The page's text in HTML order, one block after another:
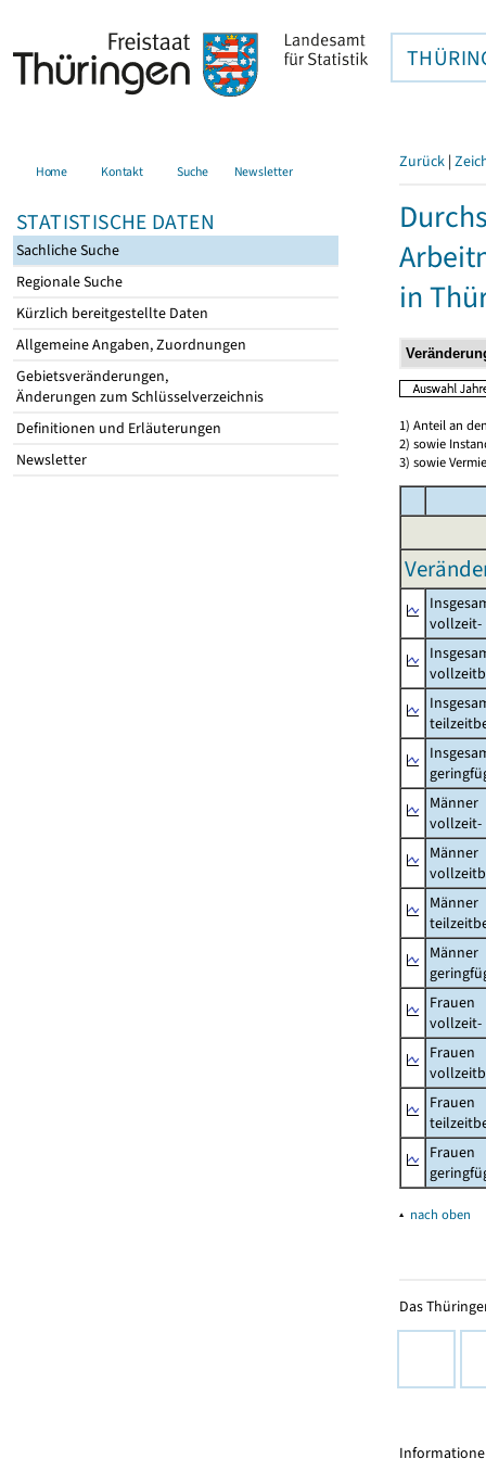
Home Kontakt Suche Newsletter
STATISTISCHE DATEN
Sachliche Suche
Regionale Suche
Kürzlich bereitgestellte Daten
Allgemeine Angaben, Zuordnungen
Gebietsveränderungen,
Änderungen zum Schlüsselverzeichnis
Definitionen und Erläuterungen
Newsletter
Zurück |
in
1) Anteil an
2) sowie
3) sowie
vollzeit-
Männer
vollzeit-
Männer
Männer
Männer
Frauen
vollzeit-
Frauen
Frauen
Frauen
▴ nach oben
Das